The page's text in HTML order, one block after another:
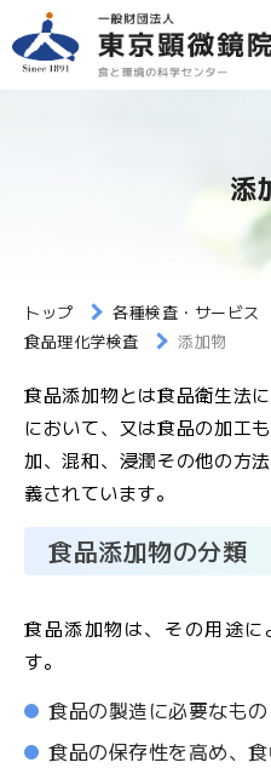
戻る
食品等の検査
衛生検査とHACCP
水質検査
環境検査
研修・セミナー
各検査のご依頼用紙
アクセス
採用情報
食と環境のコラム
公益事業
検
窓
口
添
トップ 各種検査・サービス
食品理化学検査
添加物
食品添加物とは食品衛生法
において、又は食品の加工
加、混和、浸潤その他の方
義されています。
食品添加物の分類
食品添加物は、その用途
す。
食品の製造に必要なもの
食品の保存性を高め、